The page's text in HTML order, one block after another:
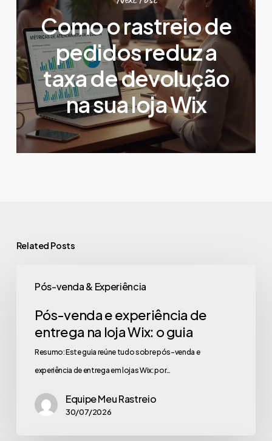
Como o rastreio de
pedidos reduz a
taxa de devolução
na sua loja Wix
Related Posts
Pós-venda & Experiência
Pós-venda e experiência de
entrega na loja Wix: o guia
Resumo: Este guia reúne tudo sobre pós-venda e
experiência de entrega em lojas Wix: por…
Equipe Meu Rastreio
30/07/2026